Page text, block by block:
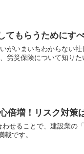
もらうためにすべ
心してもらうために、労災保険につ
倍増！リスク対策
せることで、建設業の
です。